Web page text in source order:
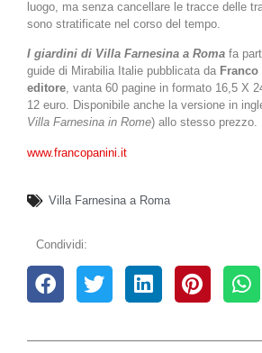
luogo, ma senza cancellare le tracce delle
sono stratificate nel corso del tempo.
I giardini di Villa Farnesina a Roma fa
guide di Mirabilia Italie pubblicata da
editore, vanta 60 pagine in formato 16,5 X
12 euro. Disponibile anche la versione in
Villa Farnesina in Rome) allo stesso prezzo.
www.francopanini.it
Villa Farnesina a Roma
Condividi: